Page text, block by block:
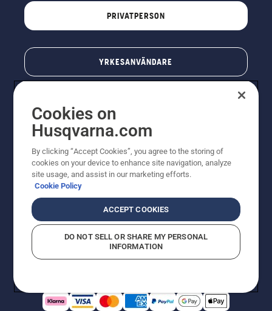
PRIVATPERSON
YRKESANVÄNDARE
© Husqvarna AB (publ). All rights reserved. Priserna
som visas är rekommenderade cirkapriser. Alla angivna
priser är rekommenderade försäljningspriser (inkl.
moms) om inte produkten är tillgänglig för direkt köp.
CookiepolicyAnvändningsvillkor Sekretessmeddelande
Rapportera misstänkta överträdelser
Cookies on
Husqvarna.com
By clicking “Accept Cookies”, you agree to the storing of
cookies on your device to enhance site navigation, analyze
site usage, and assist in our marketing efforts.
Cookie Policy
ACCEPT COOKIES
DO NOT SELL OR SHARE MY PERSONAL
INFORMATION